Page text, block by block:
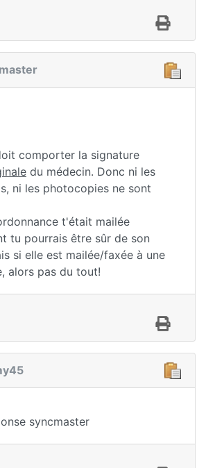
comporter la signature
du médecin. Donc ni les
ni les photocopies ne sont
t'était mailée
tu pourrais être sûr de son
si elle est mailée/faxée à une
alors pas du tout!
syncmaster